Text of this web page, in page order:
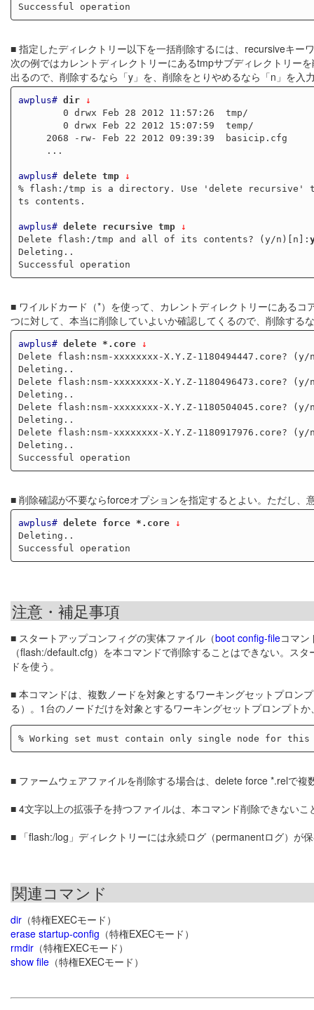
■ 指定したディレクトリー以下を一括削除するには、recursiveキー
次の例ではカレントディレクトリーにあるtmpサブディレクトリー
出るので、削除するなら「y」を、削除をとりやめるなら「n」を入
awplus# dir ↓
awplus# delete tmp ↓
% flash:/tmp is a directory. Use 'delete recursive'
ts contents.
awplus# delete recursive tmp ↓
Delete flash:/tmp and all of its contents? (y/n)[n]:
Deleting..
■ ワイルドカード（*）を使って、カレントディレクトリーにある
つに対して、本当に削除していよいか確認してくるので、削除す
awplus# delete *.core ↓
Delete flash:nsm-xxxxxxxx-X.Y.Z-1180494447.core?
Deleting..
Delete flash:nsm-xxxxxxxx-X.Y.Z-1180496473.core?
Deleting..
Delete flash:nsm-xxxxxxxx-X.Y.Z-1180504045.core?
Deleting..
Delete flash:nsm-xxxxxxxx-X.Y.Z-1180917976.core?
Deleting..
■ 削除確認が不要ならforceオプションを指定するとよい。ただし
awplus# delete force *.core ↓
Deleting..
注意・補足事項
■ スタートアップコンフィグの実体ファイル（boot config-fileコマン
（flash:/default.cfg）を本コマンドで削除することはできない。ス
ドを使う。
■ 本コマンドは、複数ノードを対象とするワーキングセットプロン
る）。1台のノードだけを対象とするワーキングセットプロンプト
■ ファームウェアファイルを削除する場合は、delete force *.relで複
■ 4文字以上の拡張子を持つファイルは、本コマンド削除できない
■ 「flash:/log」ディレクトリーには永続ログ（permanentログ）が
関連コマンド
dir （特権EXECモード）
erase startup-config （特権EXECモード）
rmdir （特権EXECモード）
show file （特権EXECモード）